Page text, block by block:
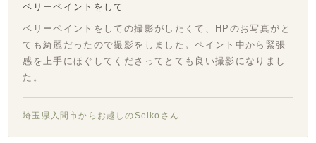
ベリーペイントをして
ベリーペイントをしての撮影がしたくて、HPのお写真がと
ても綺麗だったので撮影をしました。ペイント中から緊張
感を上手にほぐしてくださってとても良い撮影になりまし
た。
埼玉県入間市からお越しのSeikoさん